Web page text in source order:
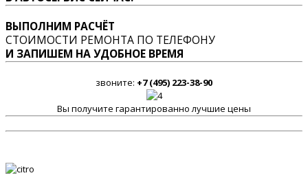
ВЫПОЛНИМ РАСЧЁТ
СТОИМОСТИ РЕМОНТА ПО ТЕЛЕФОНУ
И ЗАПИШЕМ НА УДОБНОЕ ВРЕМЯ
звоните: +7 (495) 223-38-90
Вы получите гарантированно лучшие цены